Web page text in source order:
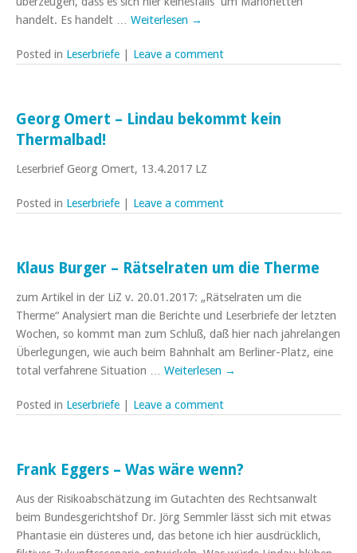
handelt. Es handelt … Weiterlesen →
Posted in Leserbriefe | Leave a comment
Georg Omert – Lindau bekommt kein
Thermalbad!
Leserbrief Georg Omert, 13.4.2017 LZ
Posted in Leserbriefe | Leave a comment
Klaus Burger – Rätselraten um die Therme
zum Artikel in der LiZ v. 20.01.2017: „Rätselraten um die
Therme“ Analysiert man die Berichte und Leserbriefe der letzten
Wochen, so kommt man zum Schluß, daß hier nach jahrelangen
Überlegungen, wie auch beim Bahnhalt am Berliner-Platz, eine
total verfahrene Situation … Weiterlesen →
Posted in Leserbriefe | Leave a comment
Frank Eggers – Was wäre wenn?
Aus der Risikoabschätzung im Gutachten des Rechtsanwalt
beim Bundesgerichtshof Dr. Jörg Semmler lässt sich mit etwas
Phantasie ein düsteres und, das betone ich hier ausdrücklich,